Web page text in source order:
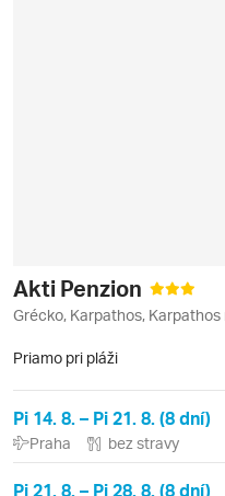
Akti Penzion
Grécko, Karpathos, Karpathos
Priamo pri pláži
Pi 14. 8. – Pi 21. 8. (8 dní)
Praha bez stravy
Pi 21. 8. – Pi 28. 8. (8 dní)